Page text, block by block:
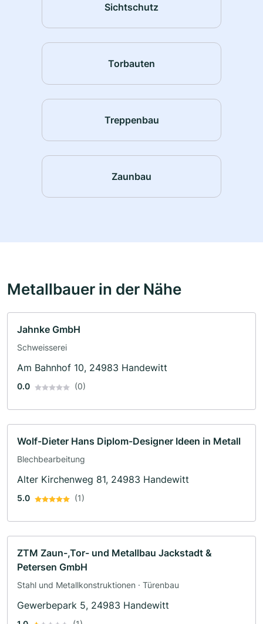
Sichtschutz
Torbauten
Treppenbau
Zaunbau
Metallbauer in der Nähe
Jahnke GmbH
Schweisserei
Am Bahnhof 10, 24983 Handewitt
0.0 (0)
Wolf-Dieter Hans Diplom-Designer Ideen in Metall
Blechbearbeitung
Alter Kirchenweg 81, 24983 Handewitt
5.0 (1)
ZTM Zaun-,Tor- und Metallbau Jackstadt &
Petersen GmbH
Stahl und Metallkonstruktionen · Türenbau
Gewerbepark 5, 24983 Handewitt